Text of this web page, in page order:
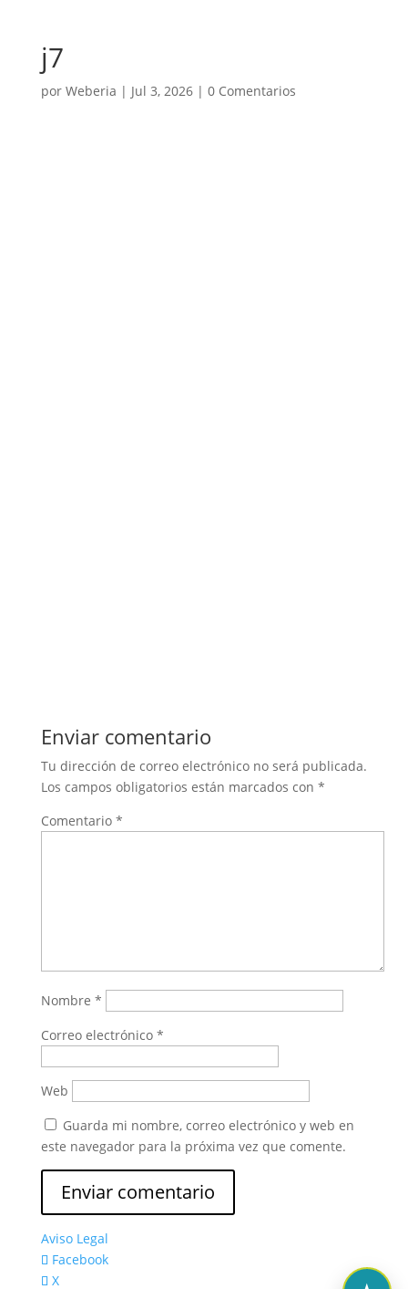
j7
por Weberia | Jul 3, 2026| 0 Comentarios
Enviar comentario
Tu dirección de correo electrónico no será publicada.
Los campos obligatorios están marcados con *
Comentario *
Nombre *
Correo electrónico *
Web
Guarda mi nombre, correo electrónico y web en
este navegador para la próxima vez que comente.
Aviso Legal
Facebook
X